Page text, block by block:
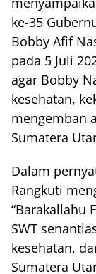
ke-35
Bobby Afif
pada 5 Juli
agar Bobby
kesehatan,
mengemban
Sumatera
Dalam
Rangkuti
“Barakallahu
SWT
kesehatan,
Sumatera